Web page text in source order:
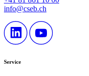
info@cseb.ch
Service